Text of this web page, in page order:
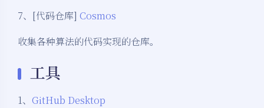
7、[代码仓库] Cosmos
收集各种算法的代码实现的仓库。
工具
1、 GitHub Desktop